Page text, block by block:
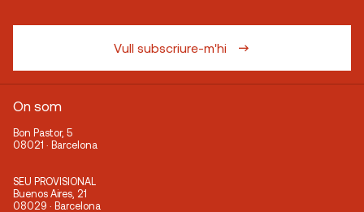
Vull subscriure-m'hi
On som
Bon Pastor, 5
08021 · Barcelona
SEU PROVISIONAL
Buenos Aires, 21
08029 · Barcelona